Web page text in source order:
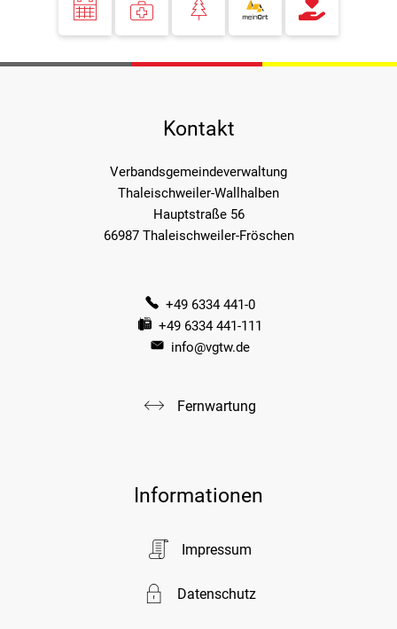
Kontakt
Verbandsgemeindeverwaltung
Thaleischweiler-Wallhalben
Hauptstraße 56
66987 Thaleischweiler-Fröschen
+49 6334 441-0
+49 6334 441-111
info@vgtw.de
Fernwartung
Informationen
Impressum
Datenschutz